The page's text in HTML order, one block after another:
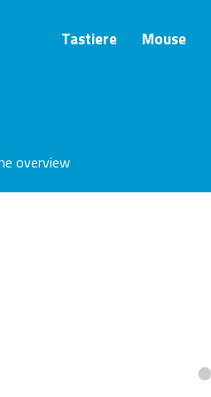
Tastiere Mouse
overview